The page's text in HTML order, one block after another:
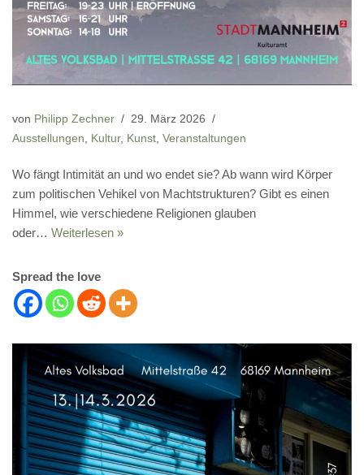
von Philipp Zechner
29. März 2026
Ausstellungen
Kultur, Kunst Veranstaltungen
Wo fängt Intimität an und wo endet sie? Ab wann wird Körper
zum politischen Vehikel von Machtstrukturen? Gibt es einen
Himmel, wie verschiedene Religionen glauben
oder… Weiterlesen »
Spread the love